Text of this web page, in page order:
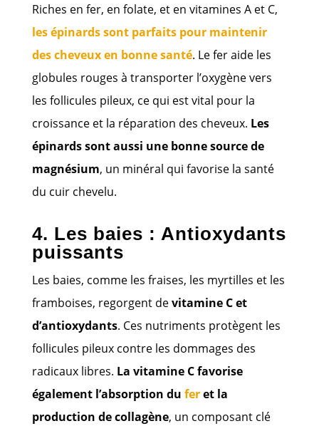
Riches en fer, en folate, et en vitamines A et C,
les épinards sont parfaits pour maintenir
des cheveux en bonne santé. Le fer aide les
globules rouges à transporter l’oxygène vers
les follicules pileux, ce qui est vital pour la
croissance et la réparation des cheveux. Les
épinards sont aussi une bonne source de
magnésium, un minéral qui favorise la santé
du cuir chevelu.
4. Les baies : Antioxydants
puissants
Les baies, comme les fraises, les myrtilles et les
framboises, regorgent devitamine C et
d’antioxydants. Ces nutriments protègent les
follicules pileux contre les dommages des
radicaux libres. La vitamine C favorise
également l’absorption du feret la
production de collagène, un composant clé